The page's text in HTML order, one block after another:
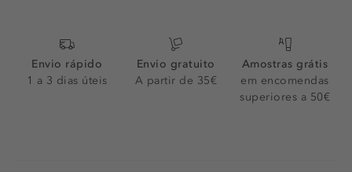
Envio rápido
1 a 3 dias úteis
Envio gratuito
A partir de 35€
Amostras grátis
em encomendas
superiores a 50€